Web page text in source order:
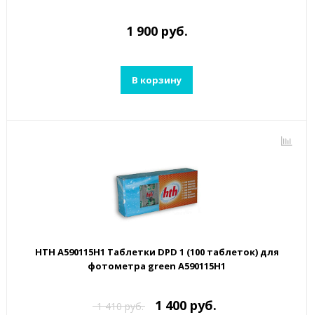
1 900 руб.
В корзину
HTH A590115H1 Таблетки DPD 1 (100 таблеток) для
фотометра green A590115H1
1 410 руб. 1 400 руб.